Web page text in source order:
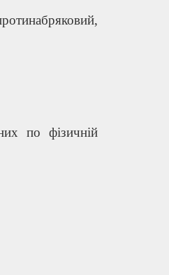
по фізичній